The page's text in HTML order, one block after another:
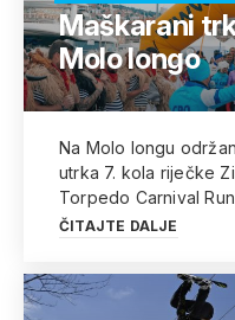
Maškarani
Molo longo
Na Molo longu
utrka 7. kola riječke
Torpedo Carnival Run
ČITAJTE DALJE